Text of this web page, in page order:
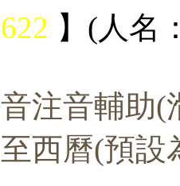
】(人名
注音輔助
西曆(預設